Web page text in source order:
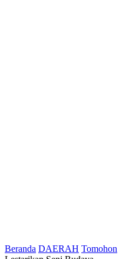
Beranda DAERAH Tomohon